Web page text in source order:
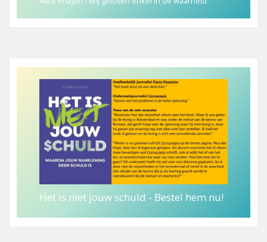
Het is niet jouw schuld - Bestel hem nu!